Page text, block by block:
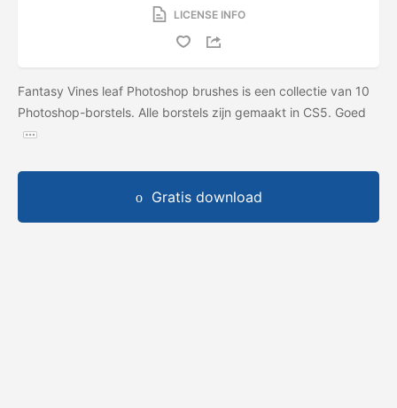
LICENSE INFO
Fantasy Vines leaf Photoshop brushes is een collectie van 10
Photoshop-borstels. Alle borstels zijn gemaakt in CS5. Goed
Gratis download